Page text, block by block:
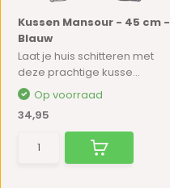
Kussen Mansour - 45 cm -
Blauw
Laat je huis schitteren met
deze prachtige kusse...
Op voorraad
34,95